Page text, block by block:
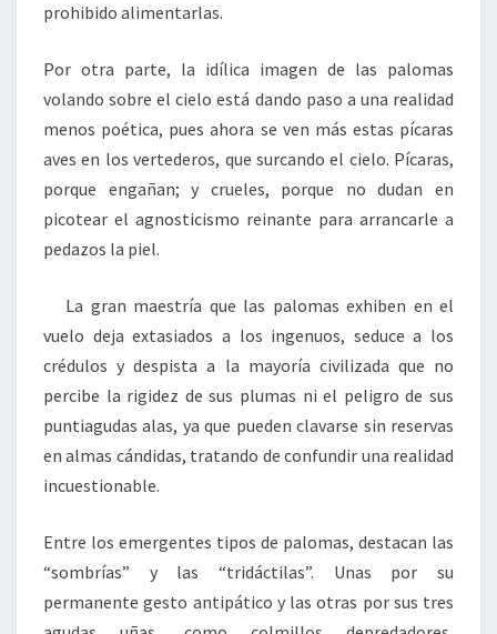
prohibido alimentarlas.
Por otra parte, la idílica imagen de las palomas
volando sobre el cielo está dando paso a una realidad
menos poética, pues ahora se ven más estas pícaras
aves en los vertederos, que surcando el cielo. Pícaras,
porque engañan; y crueles, porque no dudan en
picotear el agnosticismo reinante para arrancarle a
pedazos la piel.
La gran maestría que las palomas exhiben en el
vuelo deja extasiados a los ingenuos, seduce a los
crédulos y despista a la mayoría civilizada que no
percibe la rigidez de sus plumas ni el peligro de sus
puntiagudas alas, ya que pueden clavarse sin reservas
en almas cándidas, tratando de confundir una realidad
incuestionable.
Entre los emergentes tipos de palomas, destacan las
“sombrías” y las “tridáctilas”. Unas por su
permanente gesto antipático y las otras por sus tres